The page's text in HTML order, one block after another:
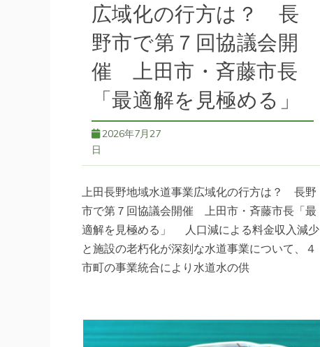
広域化の行方は？ 長
野市で第７回協議会開
催 上田市・斉藤市長
「最適解を見極める」
2026年7月27
日
上田長野地域水道事業広域化の行方は？ 長野
市で第７回協議会開催 上田市・斉藤市長「最
適解を見極める」 人口減による料金収入減少
と施設の老朽化が深刻な水道事業について、４
市町の事業統合により水道水の供
78号